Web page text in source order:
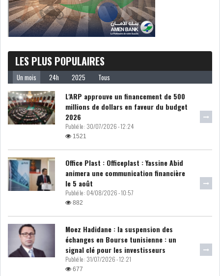
LES PLUS POPULAIRES
Un mois 24h 2025 Tous
L'ARP approuve un financement de 500
millions de dollars en faveur du budget
2026
Publié le : 30/07/2026 - 12:24
1521
Office Plast : Officeplast : Yassine Abid
animera une communication financière
le 5 août
Publié le : 04/08/2026 - 10:57
882
Moez Hadidane : la suspension des
échanges en Bourse tunisienne : un
signal clé pour les investisseurs
Publié le : 31/07/2026 - 12:21
677